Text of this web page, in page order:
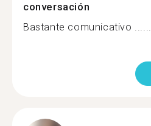
conversación
Bastante comunicativo ......